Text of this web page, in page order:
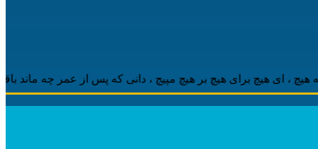
، ‌ای هیچ برای هیچ بر هیچ مپیچ ، دانی که پس از عمر چه ماند باقی